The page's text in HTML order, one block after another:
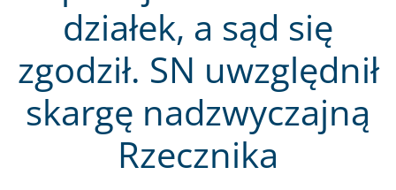
działek, a sąd się
zgodził. SN uwzględnił
skargę nadzwyczajną
Rzecznika